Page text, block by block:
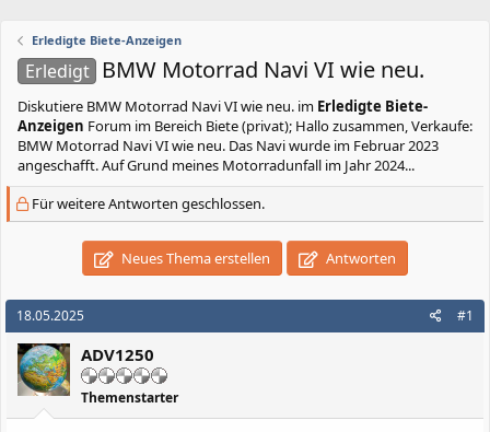
Erledigte Biete-Anzeigen
Erledigt BMW Motorrad Navi VI wie neu.
Diskutiere BMW Motorrad Navi VI wie neu. im Erledigte Biete-
Anzeigen Forum im Bereich Biete (privat); Hallo zusammen, Verkaufe:
BMW Motorrad Navi VI wie neu. Das Navi wurde im Februar 2023
angeschafft. Auf Grund meines Motorradunfall im Jahr 2024...
Für weitere Antworten geschlossen.
Neues Thema erstellen Antworten
18.05.2025 #1
ADV1250
Themenstarter